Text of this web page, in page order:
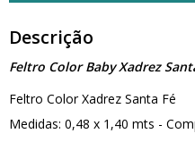
Descrição
Feltro Color Baby Xadrez
Feltro Color Xadrez Santa Fé
Medidas: 0,48 x 1,40 mts -